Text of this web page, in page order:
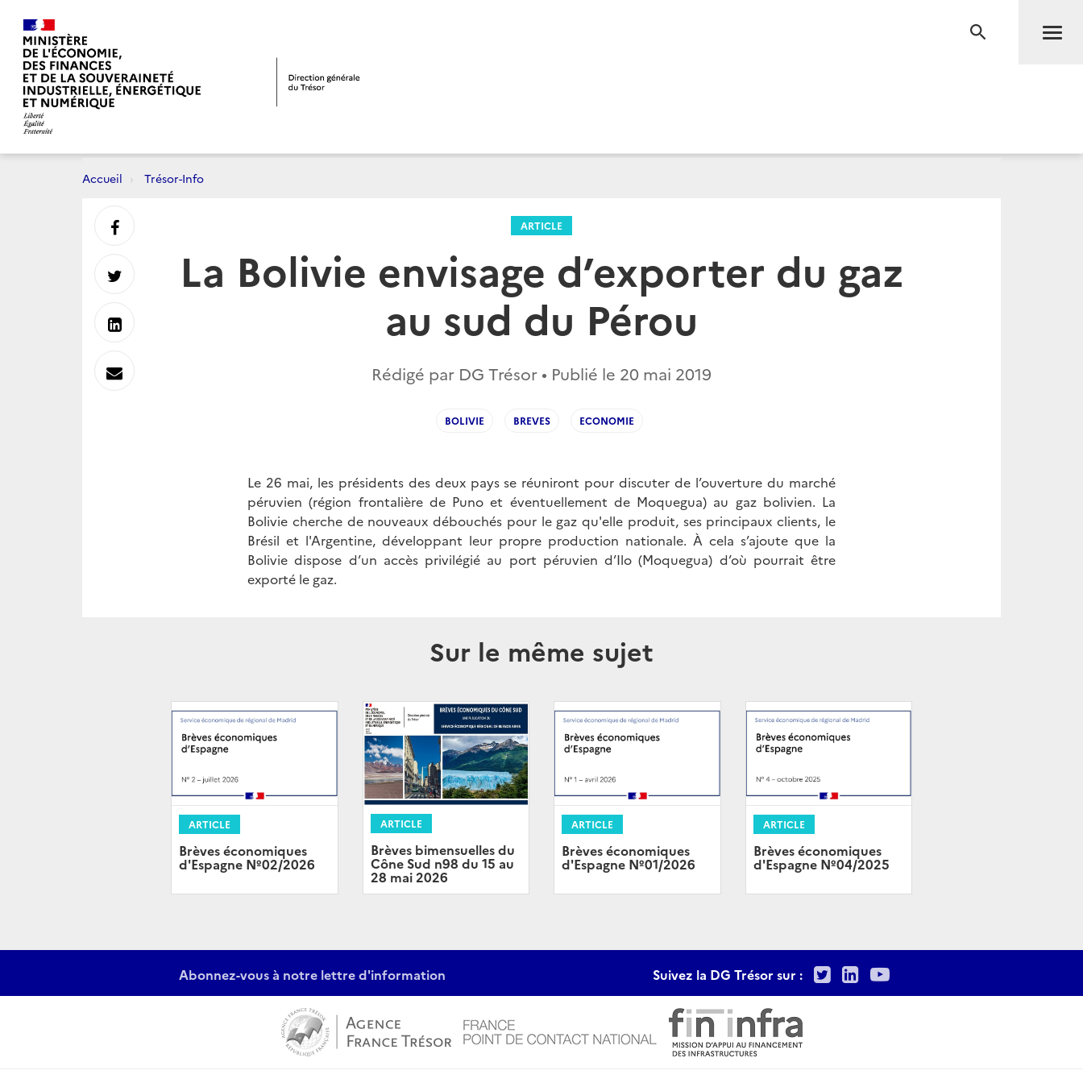
RECHERCHE
Accueil Trésor-Info
ARTICLE
La Bolivie envisage d’exporter du gaz
au sud du Pérou
Rédigé par DG Trésor • Publié le 20 mai 2019
BOLIVIE BREVES ECONOMIE
Le 26 mai, les présidents des deux pays se réuniront pour discuter de l’ouverture du marché
péruvien (région frontalière de Puno et éventuellement de Moquegua) au gaz bolivien. La
Bolivie cherche de nouveaux débouchés pour le gaz qu'elle produit, ses principaux clients, le
Brésil et l'Argentine, développant leur propre production nationale. À cela s’ajoute que la
Bolivie dispose d’un accès privilégié au port péruvien d’Ilo (Moquegua) d’où pourrait être
exporté le gaz.
Sur le même sujet
ARTICLE
Brèves économiques
d'Espagne Nº02/2026
ARTICLE
Brèves bimensuelles du
Cône Sud n98 du 15 au
28 mai 2026
ARTICLE
Brèves économiques
d'Espagne Nº01/2026
ARTICLE
Brèves économiques
d'Espagne Nº04/2025
Partager
sur
Partager
sur
Partager
sur
Envoyer
Abonnez-vous à notre lettre d'information Suivez la DG Trésor sur : TwitterLinkedIn
Youtube